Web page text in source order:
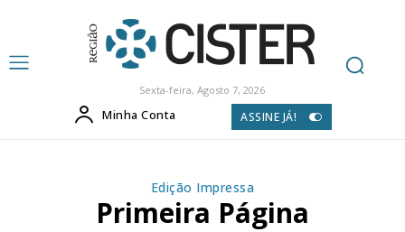
Sexta-feira, Agosto 7, 2026
Minha Conta ASSINE JÁ!
Edição Impressa
Primeira Página